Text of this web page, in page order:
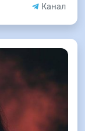
Канал